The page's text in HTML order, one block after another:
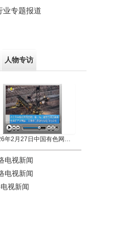
业专题报道
人物专访
2026年2月27日中国有色网络电视新闻
电视新闻
电视新闻
视新闻